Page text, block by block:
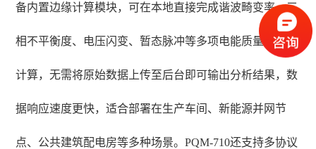
备内置边缘计算模块，可在本地直接完成谐波畸变率、三
相不平衡度、电压闪变、暂态脉冲等多项电能质量参数的
计算，无需将原始数据上传至后台即可输出分析结果，数
据响应速度更快，适合部署在生产车间、新能源并网节
点、公共建筑配电房等多种场景。PQM-710还支持多协议